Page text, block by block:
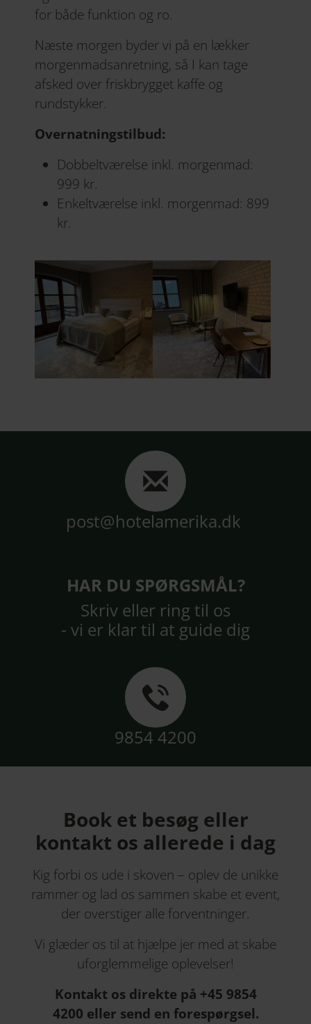
for både funktion og ro.
Næste morgen byder vi på en lækker
morgenmadsanretning, så I kan tage
afsked over friskbrygget kaffe og
rundstykker.
Overnatningstilbud:
Dobbeltværelse inkl. morgenmad:
999 kr.
Enkeltværelse inkl. morgenmad: 899
kr.
Show larger version Show larger version
post@hotelamerika.dk
HAR DU SPØRGSMÅL?
Skriv eller ring til os
- vi er klar til at guide dig
9854 4200
Book et besøg eller
kontakt os allerede i dag
Kig forbi os ude i skoven – oplev de unikke
rammer og lad os sammen skabe et event,
der overstiger alle forventninger.
Vi glæder os til at hjælpe jer med at skabe
uforglemmelige oplevelser!
Kontakt os direkte på +45 9854
4200 eller send en forespørgsel.